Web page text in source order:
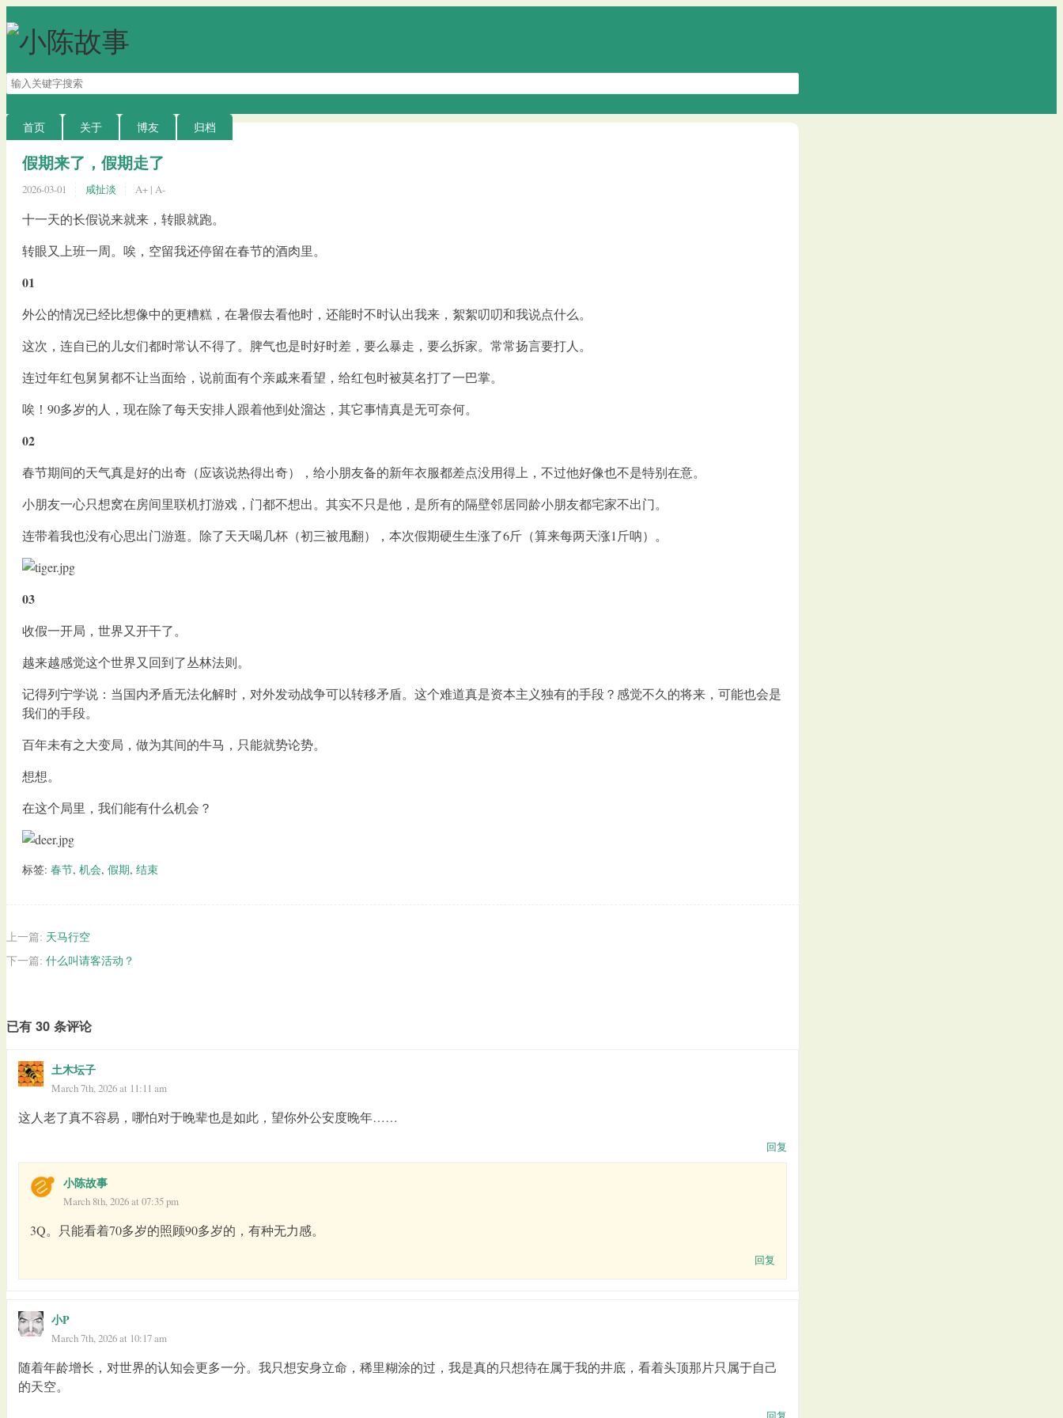
搜
索
关
字
首页 关于 博友 归档
假期来了，假期走了
2026-03-01 咸扯淡 A+ | A-
十一天的长假说来就来，转眼就跑。
转眼又上班一周。唉，空留我还停留在春节的酒肉里。
01
外公的情况已经比想像中的更糟糕，在暑假去看他时，还能时不时认出我来，絮絮叨叨和我说点什么。
这次，连自已的儿女们都时常认不得了。脾气也是时好时差，要么暴走，要么拆家。常常扬言要打人。
连过年红包舅舅都不让当面给，说前面有个亲戚来看望，给红包时被莫名打了一巴掌。
唉！90多岁的人，现在除了每天安排人跟着他到处溜达，其它事情真是无可奈何。
02
春节期间的天气真是好的出奇（应该说热得出奇），给小朋友备的新年衣服都差点没用得上，不过他好像也不是特别在意。
小朋友一心只想窝在房间里联机打游戏，门都不想出。其实不只是他，是所有的隔壁邻居同龄小朋友都宅家不出门。
连带着我也没有心思出门游逛。除了天天喝几杯（初三被甩翻），本次假期硬生生涨了6斤（算来每两天涨1斤呐）。
03
收假一开局，世界又开干了。
越来越感觉这个世界又回到了丛林法则。
记得列宁学说：当国内矛盾无法化解时，对外发动战争可以转移矛盾。这个难道真是资本主义独有的手段？感觉不久的将来，可能也会是
我们的手段。
百年未有之大变局，做为其间的牛马，只能就势论势。
想想。
在这个局里，我们能有什么机会？
标签: 春节, 机会, 假期, 结束
上一篇: 天马行空
下一篇: 什么叫请客活动？
已有 30 条评论
土木坛子
March 7th, 2026 at 11:11 am
这人老了真不容易，哪怕对于晚辈也是如此，望你外公安度晚年……
回复
小陈故事
March 8th, 2026 at 07:35 pm
3Q。只能看着70多岁的照顾90多岁的，有种无力感。
回复
小P
March 7th, 2026 at 10:17 am
随着年龄增长，对世界的认知会更多一分。我只想安身立命，稀里糊涂的过，我是真的只想待在属于我的井底，看着头顶那片只属于自己
的天空。